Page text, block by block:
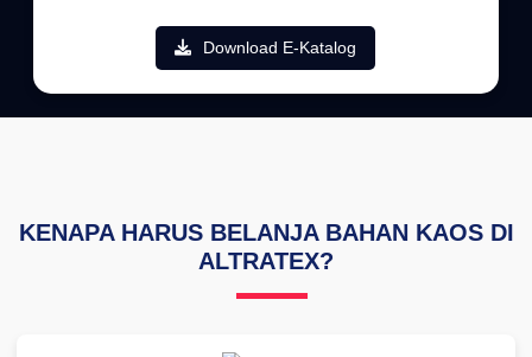
Download E-Katalog
KENAPA HARUS BELANJA BAHAN KAOS DI
ALTRATEX?